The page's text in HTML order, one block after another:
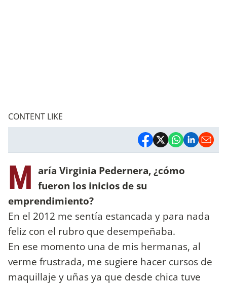
CONTENT LIKE
M aría Virginia Pedernera, ¿cómo
fueron los inicios de su
emprendimiento?
En el 2012 me sentía estancada y para nada
feliz con el rubro que desempeñaba.
En ese momento una de mis hermanas, al
verme frustrada, me sugiere hacer cursos de
maquillaje y uñas ya que desde chica tuve